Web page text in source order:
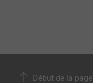
Début de la page